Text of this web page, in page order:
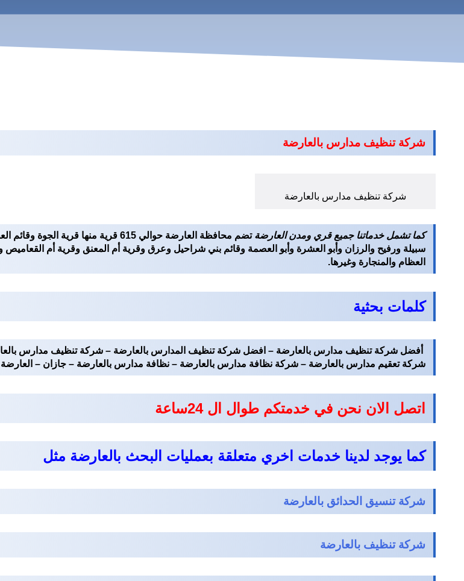
شركة تنظيف مدارس بالعارضة
شركة تنظيف مدارس بالعارضة
كما تشمل خدماتنا جميع قري ومدن العارضة
تضم محافظة العارضة حوالي 615 قرية
سبيلة ورفيح والرزان وأبو العشرة وأبو العصمة وقائم بني شراحيل وعرق وقرية أم المعنق وقرية أم القعاميص
العظام والمنجارة وغيرها.
كلمات بحثية
أفضل شركة تنظيف مدارس بالعارضة – افضل شركة تنظيف المدارس بالعارضة – شركة تنظيف مدارس
شركة تعقيم مدارس بالعارضة – شركة نظافة مدارس بالعارضة – نظافة مدارس بالعارضة – جازان –
اتصل الان نحن في خدمتكم طوال ال 24ساعة
كما يوجد لدينا خدمات اخري متعلقة بعمليات البحث بالعارضة مثل
شركة تنسيق الحدائق بالعارضة
شركة تنظيف بالعارضة